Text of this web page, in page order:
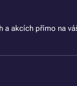
a akcích přímo na